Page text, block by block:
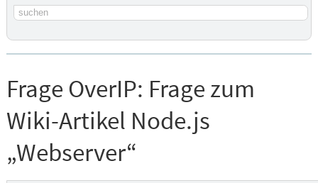
Suchbegriff
Frage OverIP: Frage zum
Wiki-Artikel Node.js
„Webserver“